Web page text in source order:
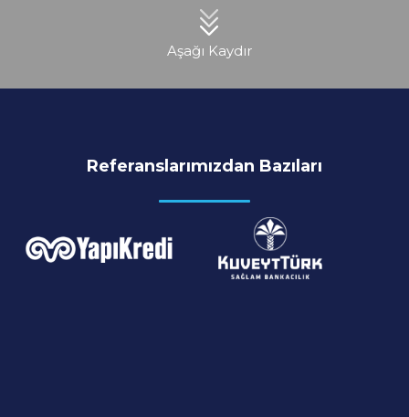
Aşağı Kaydır
Referanslarımızdan Bazıları